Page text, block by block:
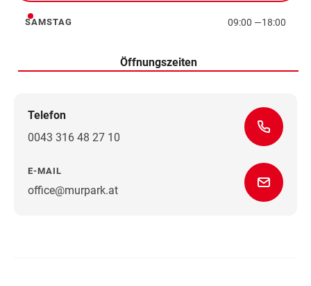
Samstag
SAMSTAG 09:00 —18:00
Öffnungszeiten
Telefon
0043 316 48 27 10
E-MAIL
office@murpark.at